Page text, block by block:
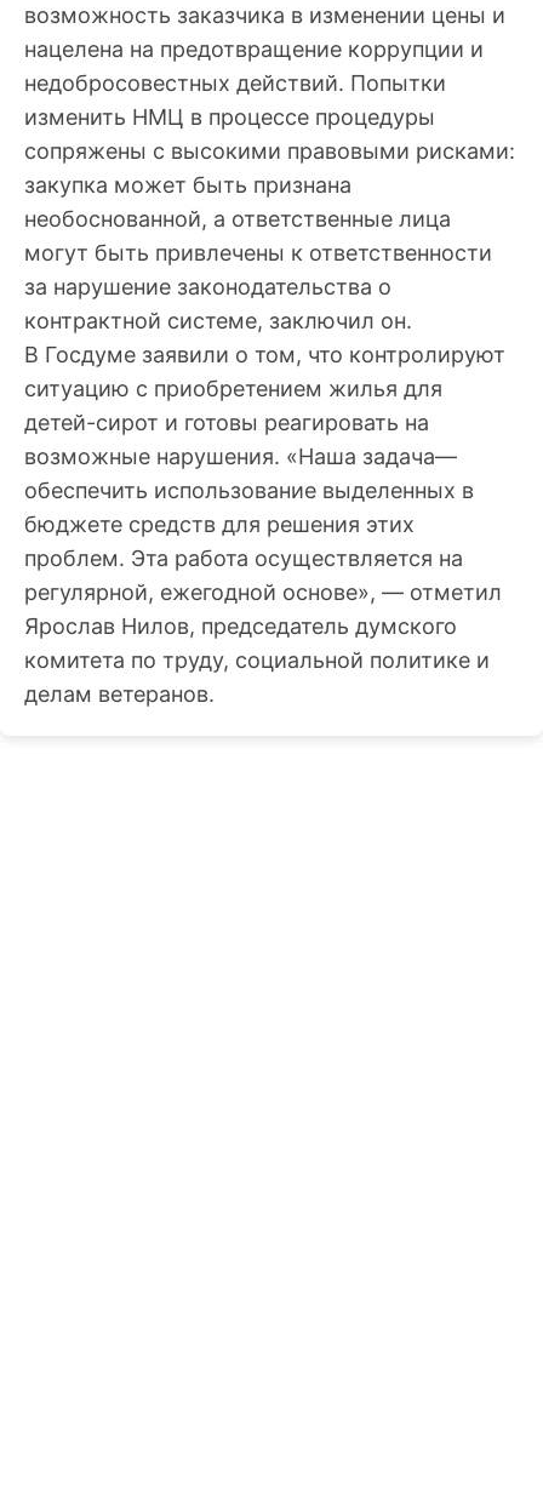
возможность заказчика в изменении цены и
нацелена на предотвращение коррупции и
недобросовестных действий. Попытки
изменить НМЦ в процессе процедуры
сопряжены с высокими правовыми рисками:
закупка может быть признана
необоснованной, а ответственные лица
могут быть привлечены к ответственности
за нарушение законодательства о
контрактной системе, заключил он.
В Госдуме заявили о том, что контролируют
ситуацию с приобретением жилья для
детей-сирот и готовы реагировать на
возможные нарушения. «Наша задача—
обеспечить использование выделенных в
бюджете средств для решения этих
проблем. Эта работа осуществляется на
регулярной, ежегодной основе», — отметил
Ярослав Нилов, председатель думского
комитета по труду, социальной политике и
делам ветеранов.